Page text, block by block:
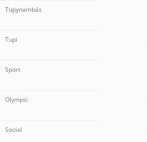
Tupynambás
Tupi
Sport
Olympic
Social